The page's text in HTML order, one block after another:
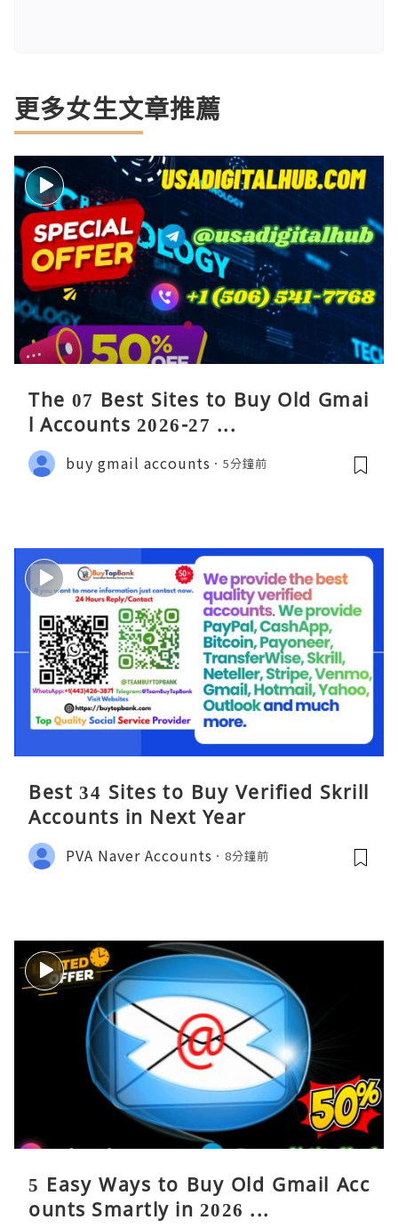
更多女生文章推薦
The 07 Best Sites to Buy Old Gmai
l Accounts 2026-27 ...
buy gmail accounts 5分鐘前
Best 34 Sites to Buy Verified Skrill
Accounts in Next Year
PVA Naver Accounts 8分鐘前
5 Easy Ways to Buy Old Gmail Acc
ounts Smartly in 2026 ...